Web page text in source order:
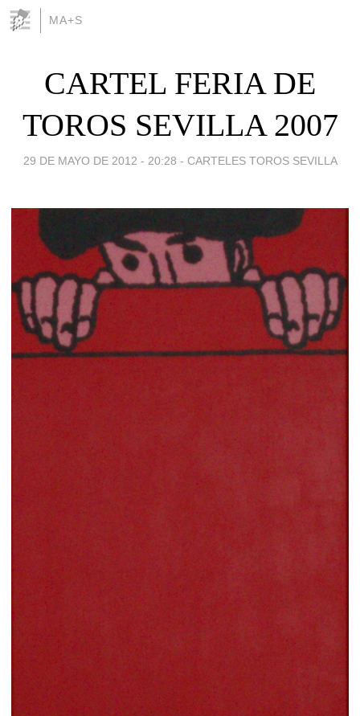
MA+S
CARTEL FERIA DE
TOROS SEVILLA 2007
29 DE MAYO DE 2012 - 20:28 - CARTELES TOROS SEVILLA